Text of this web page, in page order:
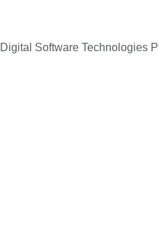
Software Technologies